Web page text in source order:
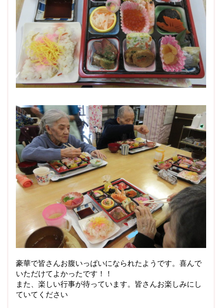
豪華で皆さんお腹いっぱいになられたようです。喜んで
いただけてよかったです！！
また、楽しい行事が待っています。皆さんお楽しみにし
ていてください